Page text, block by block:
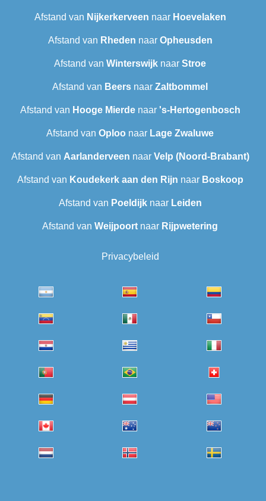
Afstand van Nijkerkerveen naar Hoevelaken
Afstand van Rheden naar Opheusden
Afstand van Winterswijk naar Stroe
Afstand van Beers naar Zaltbommel
Afstand van Hooge Mierdenaar 's-Hertogenbosch
Afstand van Oploo naar Lage Zwaluwe
Afstand van Aarlanderveen naar Velp (Noord-Brabant)
Afstand van Koudekerk aan den Rijn naar Boskoop
Afstand van Poeldijknaar Leiden
Afstand van Weijpoort naar Rijpwetering
Privacybeleid